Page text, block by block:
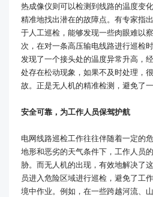
热成像仪则可以检测到线路的温度变
精准地找出潜在的故障点。有专家指
于人工巡检，能够发现一些肉眼难以
次，在对一条高压输电线路进行巡检
发现了一个接头处的温度异常升高，
处存在松动现象，如果不及时处理，
故。正是无人机的精准检测，避免了一
安全可靠，为工作人员保驾护航
电网线路巡检工作往往伴随着一定的
地形和恶劣的天气条件下，工作人员
胁。而无人机的出现，有效地解决了
员进入危险区域进行巡检，避免了工
境中作业。例如，在一些跨越河流、